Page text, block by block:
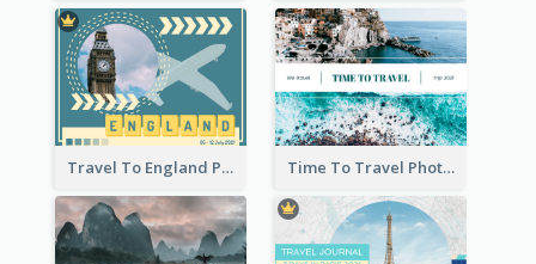
Travel To England Photo Book Time To Travel Photo Book